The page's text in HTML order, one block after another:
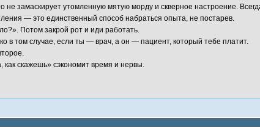
не замаскирует утомленную мятую морду и скверное настроение.
— это единственный способ набраться опыта, не постарев.
Потом закрой рот и иди работать.
в том случае, если ты — врач, а он — пациент, который тебе платит.
скажешь» сэкономит время и нервы.